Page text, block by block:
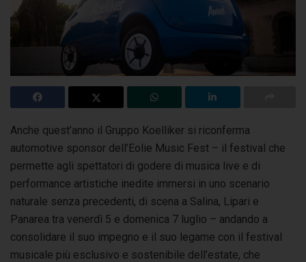
Anche quest’anno il Gruppo Koelliker si riconferma
automotive sponsor dell’Eolie Music Fest – il festival che
permette agli spettatori di godere di musica live e di
performance artistiche inedite immersi in uno scenario
naturale senza precedenti, di scena a Salina, Lipari e
Panarea tra venerdì 5 e domenica 7 luglio – andando a
consolidare il suo impegno e il suo legame con il festival
musicale più esclusivo e sostenibile dell’estate, che